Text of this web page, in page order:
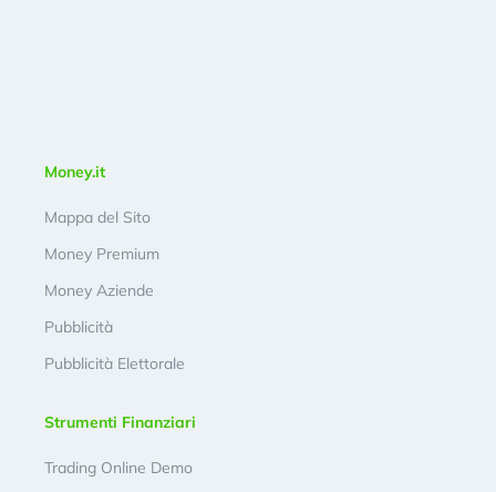
Money.it
Mappa del Sito
Money Premium
Money Aziende
Pubblicità
Pubblicità Elettorale
Strumenti Finanziari
Trading Online Demo